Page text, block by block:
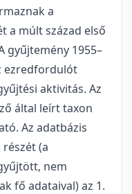
a
a múlt század első
gyűjtemény 1955–
ezredfordulót
aktivitás. Az
által leírt taxon
Az adatbázis
(a
nem
fő adataival) az 1.